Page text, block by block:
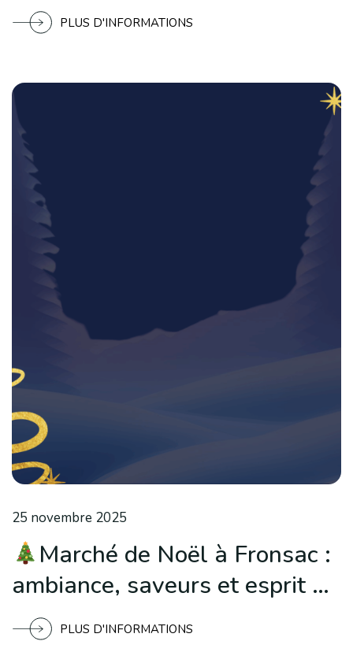
artistique de l’été en Gironde
PLUS D'INFORMATIONS
25 novembre 2025
Marché de Noël à Fronsac :
ambiance, saveurs et esprit de
fêtesPLUS D'INFORMATIONS